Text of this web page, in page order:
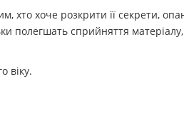
хоче розкрити її секрети,
полегшать сприйняття
віку.